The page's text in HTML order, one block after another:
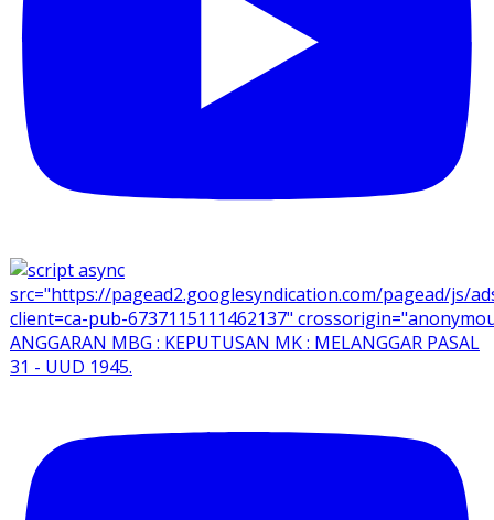
ANGGARAN MBG : KEPUTUSAN MK : MELANGGAR PASAL
31 - UUD 1945.